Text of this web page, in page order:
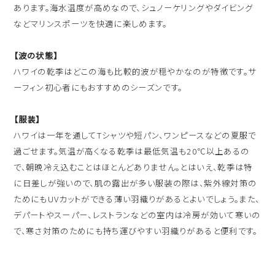
あります。海水温度が高めなので、シュノーケリングやダイビング
などマリンスポーツを快適に楽しめます。
【波の状態】
ハワイの乾季はどこの海も比較的波が穏やかなのが特徴です。サ
ーフィン初心者にもおすすめのシーズンです。
【服装】
ハワイは一年を通してTシャツや短パン、ワンピースなどの夏服で
過ごせます。気温が高くなる乾季は最低気温も20℃以上あるの
で、朝晩冷え込むことはほとんどありません。とはいえ、乾季は特
に日差しが強いので、肌の露出が多い服装の際は、紫外線対策の
ためにもUVカットができる薄い羽織りがあるとよいでしょう。また、
デパートやスーパー、レストランなどの室内は冷房が効いて寒いの
で、寒さ対策のためにも持ち運びやすい羽織りがあると便利です。